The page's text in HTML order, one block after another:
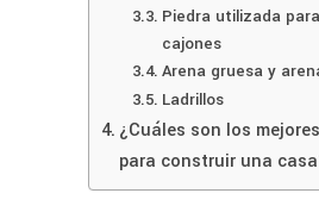
Piedra utilizada
cajones
Arena gruesa y
Ladrillos
¿Cuáles son los
para construir una